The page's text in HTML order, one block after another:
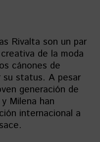
Rivalta son un par
de la moda
cánones de
su status. A pesar
generación de
Milena han
internacional a